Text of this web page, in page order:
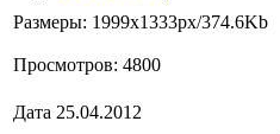
Размеры: 1999x1333px/374.6Kb
Просмотров: 4800
Дата 25.04.2012